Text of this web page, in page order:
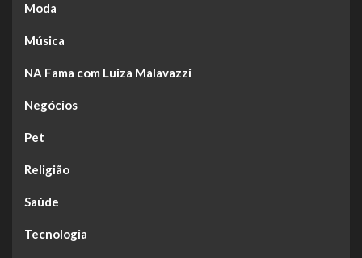
Moda
Música
NA Fama com Luiza Malavazzi
Negócios
Pet
Religião
Saúde
Tecnologia